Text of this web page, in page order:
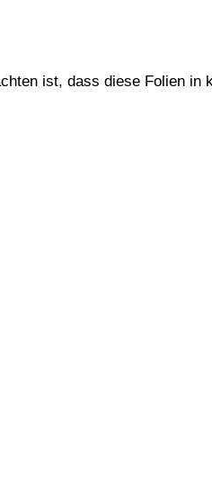
ist, dass diese Folien in